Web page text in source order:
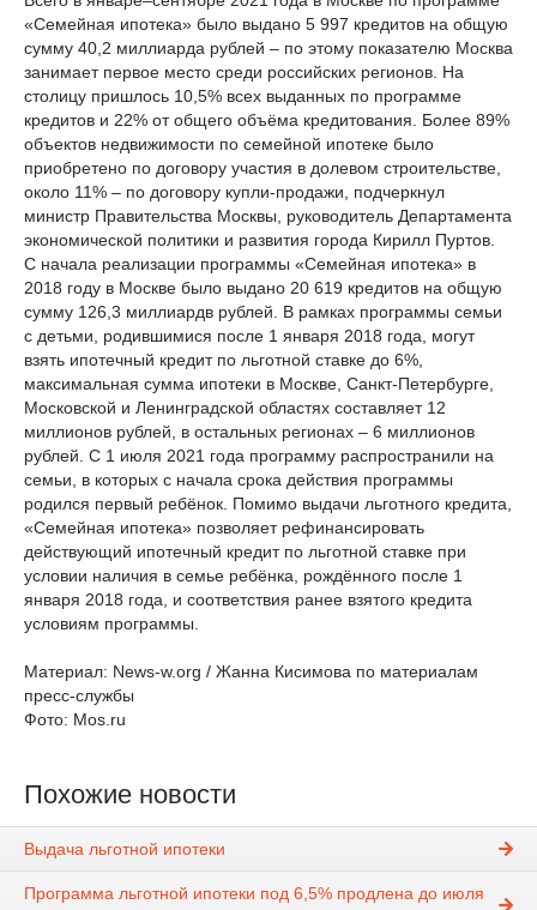
«Семейная ипотека» было выдано 5 997 кредитов на общую
сумму 40,2 миллиарда рублей – по этому показателю Москва
занимает первое место среди российских регионов. На
столицу пришлось 10,5% всех выданных по программе
кредитов и 22% от общего объёма кредитования. Более 89%
объектов недвижимости по семейной ипотеке было
приобретено по договору участия в долевом строительстве,
около 11% – по договору купли-продажи, подчеркнул
министр Правительства Москвы, руководитель Департамента
экономической политики и развития города Кирилл Пуртов.
С начала реализации программы «Семейная ипотека» в
2018 году в Москве было выдано 20 619 кредитов на общую
сумму 126,3 миллиардв рублей. В рамках программы семьи
с детьми, родившимися после 1 января 2018 года, могут
взять ипотечный кредит по льготной ставке до 6%,
максимальная сумма ипотеки в Москве, Санкт-Петербурге,
Московской и Ленинградской областях составляет 12
миллионов рублей, в остальных регионах – 6 миллионов
рублей. С 1 июля 2021 года программу распространили на
семьи, в которых с начала срока действия программы
родился первый ребёнок. Помимо выдачи льготного кредита,
«Семейная ипотека» позволяет рефинансировать
действующий ипотечный кредит по льготной ставке при
условии наличия в семье ребёнка, рождённого после 1
января 2018 года, и соответствия ранее взятого кредита
условиям программы.
Материал: News-w.org / Жанна Кисимова по материалам
пресс-службы
Фото: Mos.ru
Похожие новости
Выдача льготной ипотеки
Программа льготной ипотеки под 6,5% продлена до июля